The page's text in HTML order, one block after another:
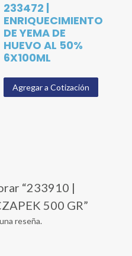
233472 |
ENRIQUECIMIENTO
DE YEMA DE
HUEVO AL 50%
6X100ML
Agregar a Cotización
“233910 |
500 GR”
reseña.